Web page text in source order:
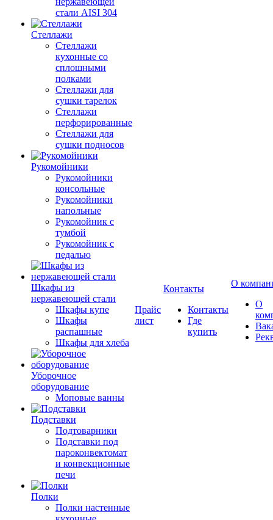
стали AISI 304
Стеллажи
Стеллажи
кухонные со
сплошными
полками
Стеллажи для
сушки тарелок
Стеллажи
перфорированные
Стеллажи для
сушки подносов
Рукомойники
Рукомойники
консольные
Рукомойники
напольные
Рукомойник с
тумбой
Рукомойник с
педалью
Шкафы из
нержавеющей стали
Шкафы купе
Шкафы
распашные
Шкафы для хлеба
Уборочное
оборудование
Моповые ванны
Подставки
Подтоварники
Подставки под
пароконвектомат
и конвекционные
печи
Полки
Полки настенные
Прайс
лист
Контакты
Контакты
Где
купить
О
О